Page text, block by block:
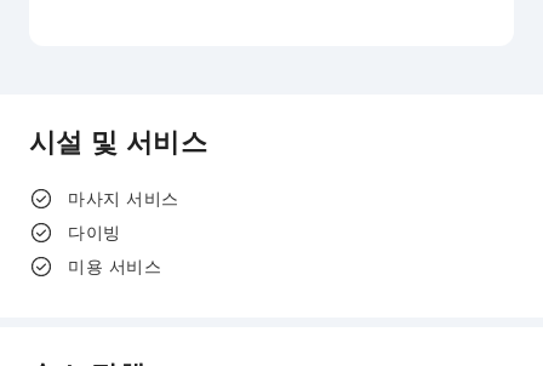
시설 및 서비스
마사지 서비스
다이빙
미용 서비스